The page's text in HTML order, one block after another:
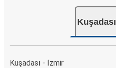
Kuşadası
Kuşadası - İzmir